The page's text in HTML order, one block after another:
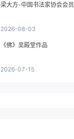
梁大方-中国书法家协会会员
2026-08-03
《佛》吴殿堂作品
2026-07-15